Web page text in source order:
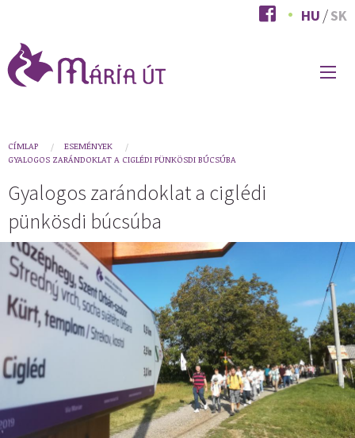
tartalomra
HU SK
You
here
CÍMLAP
ESEMÉNYEK
GYALOGOS ZARÁNDOKLAT A CIGLÉDI PÜNKÖSDI BÚCSÚBA
Gyalogos zarándoklat a ciglédi
pünkösdi búcsúba